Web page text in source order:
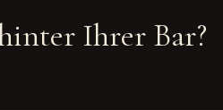
Ihrer Bar?